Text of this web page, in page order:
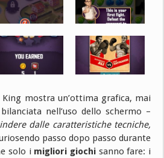
King mostra un’ottima grafica, mai
nell’uso dello schermo –
dalle caratteristiche tecniche,
passo dopo passo durante
solo i migliori giochisanno fare: i